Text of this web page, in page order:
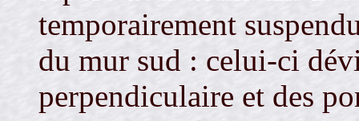
temporairement
du mur sud : celui-ci
perpendiculaire et des